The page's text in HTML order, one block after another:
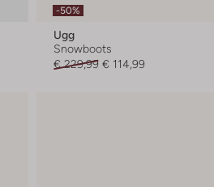
-50%
Ugg
Snowboots
€ 229,99 € 114,99